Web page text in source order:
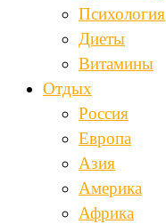
Психология
Диеты
Витамины
Отдых
Россия
Европа
Азия
Америка
Африка